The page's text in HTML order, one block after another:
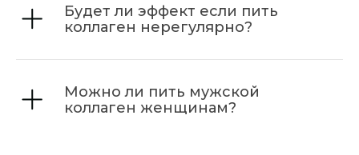
Будет ли эффект если пить
коллаген нерегулярно?
Можно ли пить мужской
коллаген женщинам?